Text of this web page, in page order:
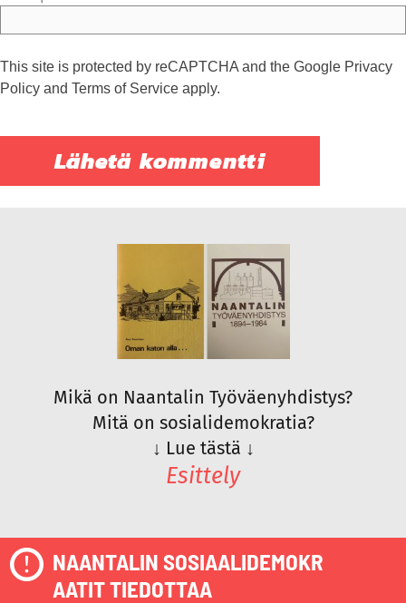
This site is protected by reCAPTCHA and the Google Privacy
Policy and Terms of Service apply.
Mikä on Naantalin Työväenyhdistys?
Mitä on sosialidemokratia?
↓ Lue tästä ↓
Esittely
NAANTALIN SOSIAALIDEMOKR
AATIT TIEDOTTAA